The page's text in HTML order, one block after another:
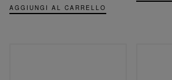
AGGIUNGI AL CARRELLO